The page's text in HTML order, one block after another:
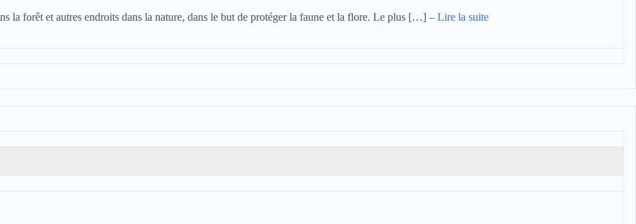
la forêt et autres endroits dans la nature, dans le but de protéger la faune et la flore. Le plus […] – Lire la suite